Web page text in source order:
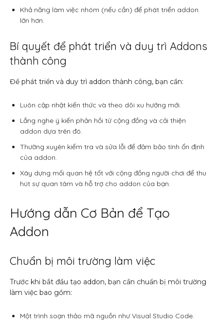
Khả năng làm việc nhóm (nếu cần) để phát triển addon
lớn hơn.
Bí quyết để phát triển và duy trì Addons
thành công
Để phát triển và duy trì addon thành công, bạn cần:
Luôn cập nhật kiến thức và theo dõi xu hướng mới.
Lắng nghe ý kiến phản hồi từ cộng đồng và cải thiện
addon dựa trên đó.
Thường xuyên kiểm tra và sửa lỗi để đảm bảo tính ổn định
của addon.
Xây dựng mối quan hệ tốt với cộng đồng người chơi để thu
hút sự quan tâm và hỗ trợ cho addon của bạn.
Hướng dẫn Cơ Bản để Tạo
Addon
Chuẩn bị môi trường làm việc
Trước khi bắt đầu tạo addon, bạn cần chuẩn bị môi trường
làm việc bao gồm:
Một trình soạn thảo mã nguồn như Visual Studio Code.